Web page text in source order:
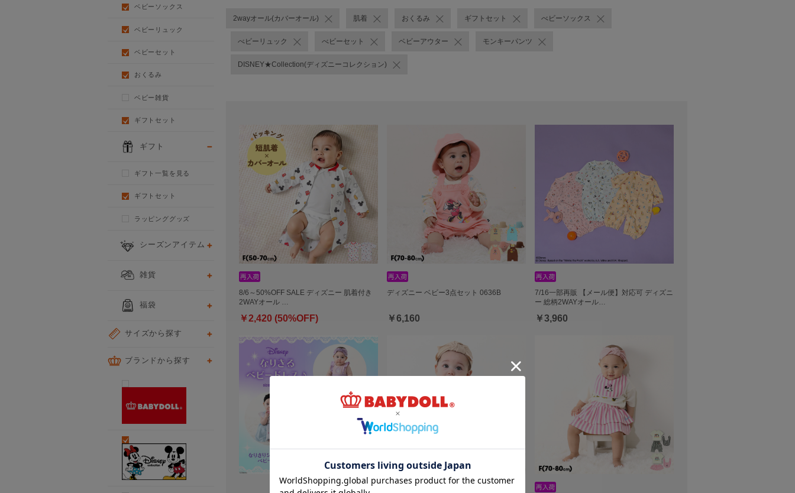
2wayオール(カバーオール) 肌着 おくるみ ギフトセット べビーソックス
べビーリュック べビーセット ベビーアウター モンキーパンツ
DISNEY★Collection(ディズニーコレクション)
8/6～50%OFF SALE ディズニー 肌着付き
2WAYオール …
￥2,420 (50%OFF)
ディズニー ベビー3点セット 0636B
￥6,160
7/16一部再販 【メール便】対応可 ディズニ
ー 総柄2WAYオール…
￥3,960
ベビーソックス
ベビーリュック
ベビーセット
おくるみ
ベビー雑貨
ギフトセット
ギフト
ギフト一覧を見る
ギフトセット
ラッピンググッズ
シーズンアイテム
雑貨
福袋
サイズから探す
ブランドから探す